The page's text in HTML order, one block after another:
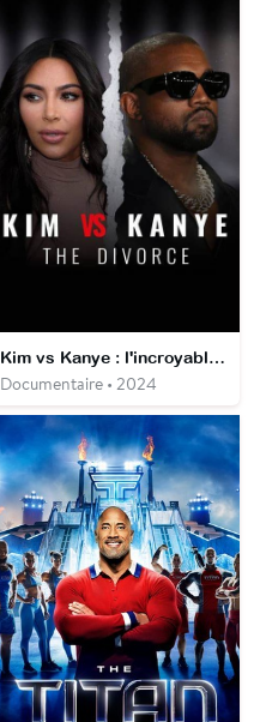
Kim vs Kanye : l'incroyable divorce
Documentaire • 2024